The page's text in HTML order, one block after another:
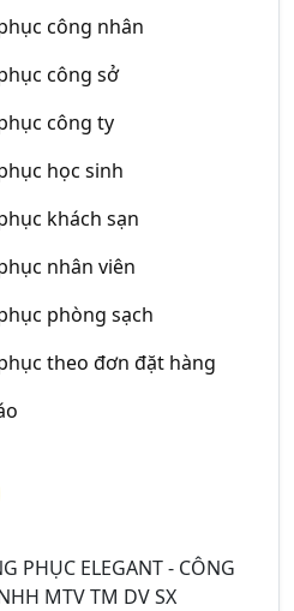
công nhân
công sở
công ty
học sinh
khách sạn
nhân viên
phòng sạch
theo đơn đặt hàng
PHỤC ELEGANT - CÔNG
MTV TM DV SX